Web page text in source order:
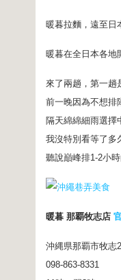
暖暮拉麵，遠至日
暖暮在全日本各地
來了兩趟，第一趟
前一晚因為不想排
隔天綿綿細雨選擇
我沒特別看等了多
聽說巔峰排1-2小
暖暮 那覇牧志店
沖縄県那覇市牧志
098-863-8331